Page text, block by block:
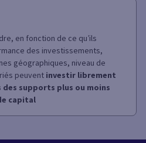
en fonction de ce qu’ils
des investissements,
géographiques, niveau de
peuvent investir librement
des supports plus ou moins
capital